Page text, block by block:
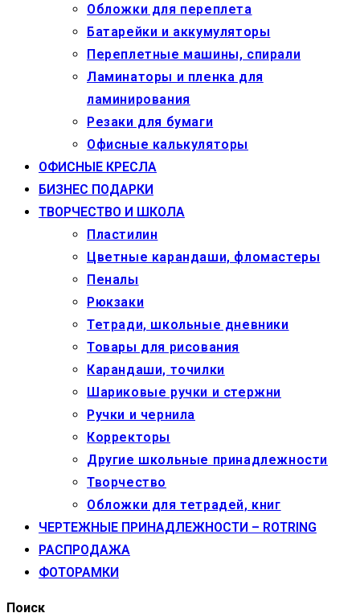
Обложки для переплета
Батарейки и аккумуляторы
Переплетные машины, спирали
Ламинаторы и пленка для
ламинирования
Резаки для бумаги
Офисные калькуляторы
ОФИСНЫЕ КРЕСЛА
БИЗНЕС ПОДАРКИ
ТВОРЧЕСТВО И ШКОЛА
Пластилин
Цветные карандаши, фломастеры
Пеналы
Рюкзаки
Тетради, школьные дневники
Товары для рисования
Карандаши, точилки
Шариковые ручки и стержни
Ручки и чернила
Корректоры
Другие школьные принадлежности
Творчество
Обложки для тетрадей, книг
ЧЕРТЕЖНЫЕ ПРИНАДЛЕЖНОСТИ – ROTRING
РАСПРОДАЖА
ФОТОРАМКИ
Поиск